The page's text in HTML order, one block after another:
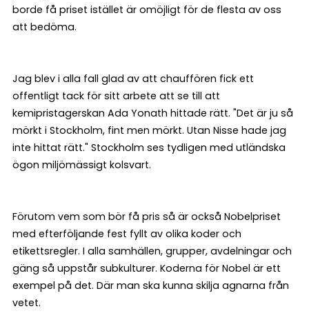
borde få priset istället är omöjligt för de flesta av oss
att bedöma.
Jag blev i alla fall glad av att chauffören fick ett
offentligt tack för sitt arbete att se till att
kemipristagerskan Ada Yonath hittade rätt. "Det är ju så
mörkt i Stockholm, fint men mörkt. Utan Nisse hade jag
inte hittat rätt." Stockholm ses tydligen med utländska
ögon miljömässigt kolsvart.
Förutom vem som bör få pris så är också Nobelpriset
med efterföljande fest fyllt av olika koder och
etikettsregler. I alla samhällen, grupper, avdelningar och
gäng så uppstår subkulturer. Koderna för Nobel är ett
exempel på det. Där man ska kunna skilja agnarna från
vetet.